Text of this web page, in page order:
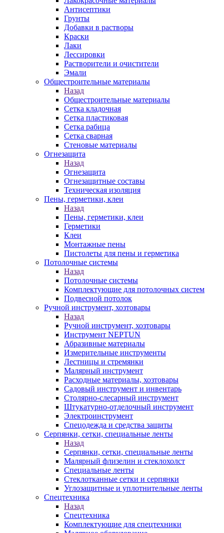
Антисептики
Грунты
Добавки в растворы
Краски
Лаки
Лессировки
Растворители и очистители
Эмали
Общестроительные материалы
Назад
Общестроительные материалы
Сетка кладочная
Сетка пластиковая
Сетка рабица
Сетка сварная
Стеновые материалы
Огнезащита
Назад
Огнезащита
Огнезащитные составы
Техническая изоляция
Пены, герметики, клеи
Назад
Пены, герметики, клеи
Герметики
Клеи
Монтажные пены
Пистолеты для пены и герметика
Потолочные системы
Назад
Потолочные системы
Комплектующие для потолочных систем
Подвесной потолок
Ручной инструмент, хозтовары
Назад
Ручной инструмент, хозтовары
Инструмент NEPTUN
Абразивные материалы
Измерительные инструменты
Лестницы и стремянки
Малярный инструмент
Расходные материалы, хозтовары
Садовый инструмент и инвентарь
Столярно-слесарный инструмент
Штукатурно-отделочный инструмент
Электроинструмент
Спецодежда и средства защиты
Серпянки, сетки, специальные ленты
Назад
Серпянки, сетки, специальные ленты
Малярный флизелин и стеклохолст
Специальные ленты
Стеклотканные сетки и серпянки
Углозащитные и уплотнительные ленты
Спецтехника
Назад
Спецтехника
Комплектующие для спецтехники